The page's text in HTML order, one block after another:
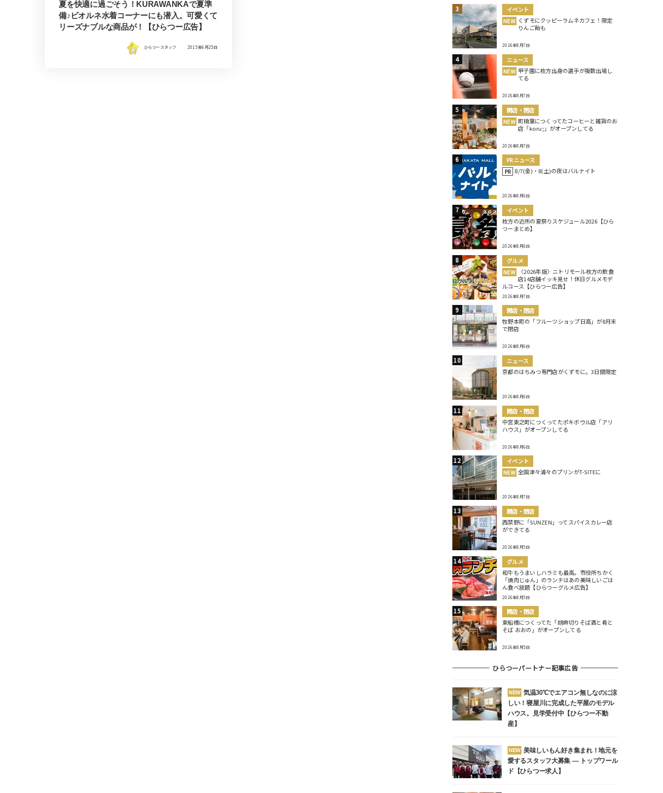
夏を快適に過ごそう！KURAWANKAで夏準
備♪ビオルネ水着コーナーにも潜入。可愛くて
リーズナブルな商品が！【ひらつー広告】
ひらつースタッフ 2015年6月25日
イベント
NEW くずモにクッピーラムネカフェ！限定
りんご飴も
2026年8月7日
ニュース
NEW 甲子園に枚方出身の選手が複数出場し
てる
2026年8月7日
開店・閉店
NEW 町楠葉につくってたコーヒーと雑貨のお
店「koru;」がオープンしてる
2026年8月7日
PRニュース
PR 8/7(金)・8(土)の夜はバルナイト
2026年8月6日
イベント
枚方の近所の夏祭りスケジュール2026【ひら
つーまとめ】
2026年8月6日
グルメ
NEW
〈2026年版〉ニトリモール枚方の飲食
店14店舗イッキ見せ！休日グルメモデ
ルコース【ひらつー広告】
2026年8月7日
開店・閉店
牧野本町の「フルーツショップ日高」が8月末
で閉店
2026年8月6日
ニュース
京都のはちみつ専門店がくずモに。3日間限定
2026年8月6日
開店・閉店
中宮東之町につくってたポキボウル店「アリ
ハウス」がオープンしてる
2026年8月6日
イベント
NEW 全国津々浦々のプリンがT-SITEに
2026年8月7日
開店・閉店
西禁野に「SUNZEN」ってスパイスカレー店
ができてる
2026年8月5日
グルメ
和牛もうまいしハラミも最高。市役所ちかく
「焼肉じゅん」のランチはあの美味しいごは
ん食べ放題【ひらつーグルメ広告】
2026年8月5日
開店・閉店
東船橋につくってた「胡麻切りそば酒と肴と
そば おおの」がオープンしてる
2026年8月5日
ひらつーパートナー記事広告
NEW 気温30℃でエアコン無しなのに涼
しい！寝屋川に完成した平屋のモデル
ハウス。見学受付中【ひらつー不動
産】
NEW 美味しいもん好き集まれ！地元を
愛するスタッフ大募集 ― トップワール
ド【ひらつー求人】